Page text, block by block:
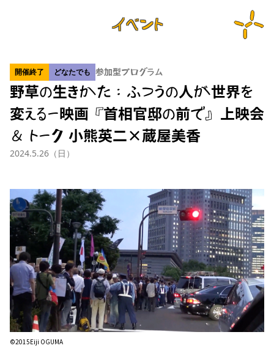
イベント
開催終了 どなたでも 参加型プログラム
野草の生きかた：ふつうの人が世界を
変えるー映画『首相官邸の前で』上映会
＆ トーク 小熊英二×蔵屋美香
2024.5.26（日）
©2015Eiji OGUMA